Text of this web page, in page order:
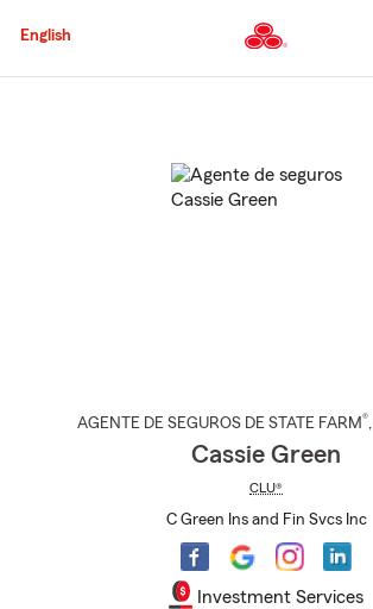
al
principal
English
AGENTE DE SEGUROS DE STATE FARM®,
Cassie Green
CLU®
C Green Ins and Fin Svcs Inc
Investment Services